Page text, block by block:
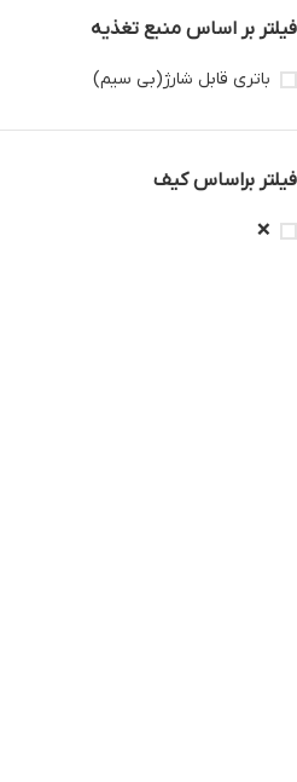
فیلتر بر اساس منبع تغذیه
باتری قابل شارژ(بی سیم)
فیلتر براساس کیف
❌